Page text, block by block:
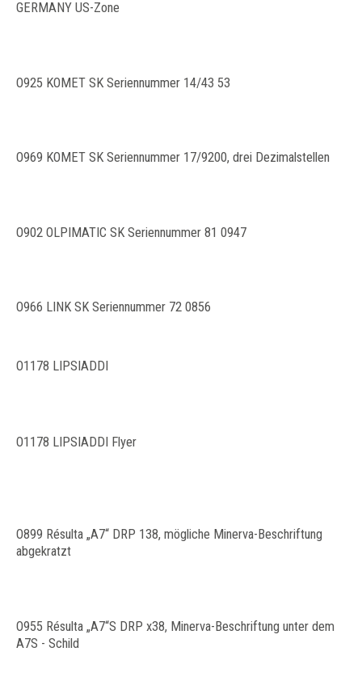
GERMANY US-Zone
O925 KOMET SK Seriennummer 14/43 53
O969 KOMET SK Seriennummer 17/9200, drei Dezimalstellen
O902 OLPIMATIC SK Seriennummer 81 0947
O966 LINK SK Seriennummer 72 0856
O1178 LIPSIADDI
O1178 LIPSIADDI Flyer
O899 Résulta „A7“ DRP 138, mögliche Minerva-Beschriftung
abgekratzt
O955 Résulta „A7“S DRP x38, Minerva-Beschriftung unter dem
A7S - Schild